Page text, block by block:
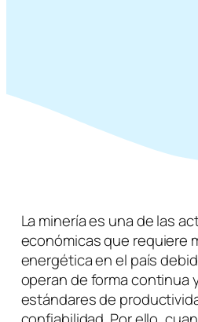
La minería es una de las
económicas que requiere
energética en el país
operan de forma continua
estándares de